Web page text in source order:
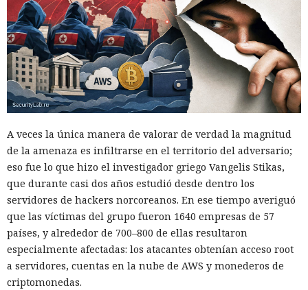
A veces la única manera de valorar de verdad la magnitud
de la amenaza es infiltrarse en el territorio del adversario;
eso fue lo que hizo el investigador griego Vangelis Stikas,
que durante casi dos años estudió desde dentro los
servidores de hackers norcoreanos. En ese tiempo averiguó
que las víctimas del grupo fueron 1640 empresas de 57
países, y alrededor de 700–800 de ellas resultaron
especialmente afectadas: los atacantes obtenían acceso root
a servidores, cuentas en la nube de AWS y monederos de
criptomonedas.